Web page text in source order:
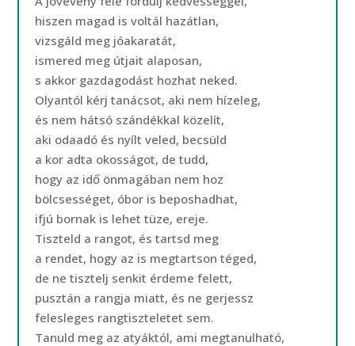
hiszen magad is voltál hazátlan,
vizsgáld meg jóakaratát,
ismered meg útjait alaposan,
s akkor gazdagodást hozhat neked.
Olyantól kérj tanácsot, aki nem hízeleg,
és nem hátsó szándékkal közelít,
aki odaadó és nyílt veled, becsüld
a kor adta okosságot, de tudd,
hogy az idő önmagában nem hoz
bölcsességet, óbor is beposhadhat,
ifjú bornak is lehet tüze, ereje.
Tiszteld a rangot, és tartsd meg
a rendet, hogy az is megtartson téged,
de ne tisztelj senkit érdeme felett,
pusztán a rangja miatt, és ne gerjessz
felesleges rangtiszteletet sem.
Tanuld meg az atyáktól, ami megtanulható,